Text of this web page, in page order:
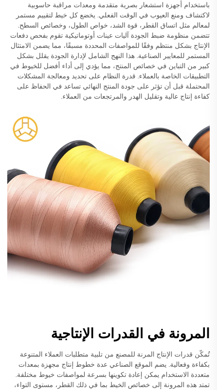
باستخدام أجهزة استشعار بصرية متقدمة ومعدات مراقبة حاسوبية
لاكتشاف ومنع العيوب في الوقت الفعلي. يخضع كل خيط لتقييم مستمر
لمعالم مثل اتساق القطر، قوة الشد، خواص الطول، وخصائص السطح.
تتضمن منظومة ضبط الجودة آليات عينات أوتوماتيكية تقوم بفحص دفعات
الإنتاج بشكل منتظم وفقًا للمواصفات المحددة مسبقًا، مما يضمن الامتثال
المستمر للمعايير الصناعية. هذا النهج الشامل لإدارة الجودة يقلل بشكل
كبير من التباين في خصائص المنتج، مما يؤدي إلى أداء أفضل للخيوط في
التطبيقات الخاصة بالعملاء. قدرة النظام على تحديد ومعالجة المشكلات
المحتملة قبل أن تؤثر على جودة المنتج النهائي تساعد في الحفاظ على
كفاءة إنتاج عالية وتقليل الهدر والمرتجعات من العملاء.
المرونة في القدرات الإنتاجية
تُمكّن قدرات الإنتاج المرنة للمصنع من تلبية متطلبات العملاء المتنوعة
بكفاءة وفعالية. يضم الموقع الصناعي عدة خطوط إنتاج مجهزة بمعدات
متعددة الاستخدام يمكن إعادة تكوينها بسرعة لمواصفات خيوط مختلفة.
تمتد هذه المرونة إلى خصائص الخيط بما في ذلك القطر، مستوى التواء،